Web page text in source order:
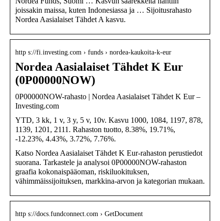
joissakin maissa, kuten Indonesiassa ja … Sijoitusrahasto
Nordea Aasialaiset Tähdet A kasvu.
http s://fi.investing.com › funds › nordea-kaukoita-k-eur
Nordea Aasialaiset Tähdet K Eur
(0P00000NOW)
0P00000NOW-rahasto | Nordea Aasialaiset Tähdet K Eur –
Investing.com
YTD, 3 kk, 1 v, 3 y, 5 v, 10v. Kasvu 1000, 1084, 1197, 878,
1139, 1201, 2111. Rahaston tuotto, 8.38%, 19.71%,
-12.23%, 4.43%, 3.72%, 7.76%.
Katso Nordea Aasialaiset Tähdet K Eur-rahaston perustiedot
suorana. Tarkastele ja analysoi 0P00000NOW-rahaston
graafia kokonaispääoman, riskiluokituksen,
vähimmäissijoituksen, markkina-arvon ja kategorian mukaan.
http s://docs.fundconnect.com › GetDocument